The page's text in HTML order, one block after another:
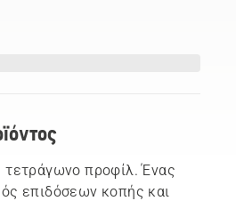
τετράγωνο προφίλ. Ένας
επιδόσεων κοπής και